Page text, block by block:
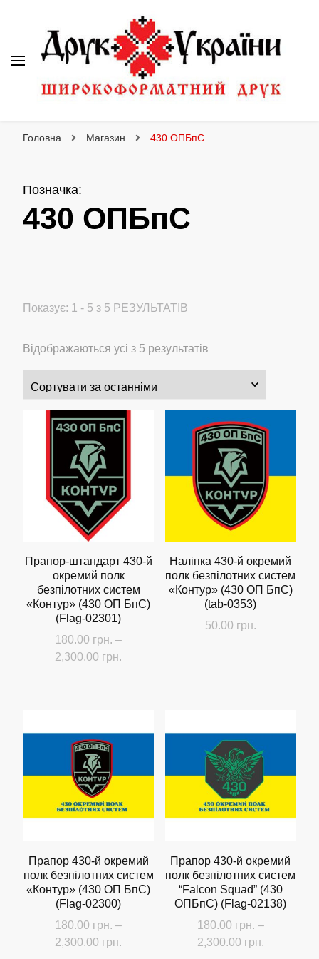
Головна Магазин 430 ОПБпС
Позначка:
430 ОПБпС
Показує: 1 - 5 з 5 РЕЗУЛЬТАТІВ
Відображаються усі з 5 результатів
за
останнім
Прапор-штандарт 430-й
окремий полк
безпілотних систем
«Контур» (430 ОП БпС)
(Flag-02301)
180.00 грн. –
2,300.00 грн.
кілька
варіантів.
Параметри
можна
вибрати
сторінці
товару
Наліпка 430-й окремий
полк безпілотних систем
«Контур» (430 ОП БпС)
(tab-0353)
50.00 грн.
Прапор 430-й окремий
полк безпілотних систем
«Контур» (430 ОП БпС)
(Flag-02300)
180.00 грн. –
2,300.00 грн.
Прапор 430-й окремий
полк безпілотних систем
“Falcon Squad” (430
ОПБпС) (Flag-02138)
180.00 грн. –
2,300.00 грн.Діапазон